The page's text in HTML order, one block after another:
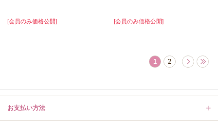
[会員のみ価格公開] [会員のみ価格公開]
1 2
お支払い方法